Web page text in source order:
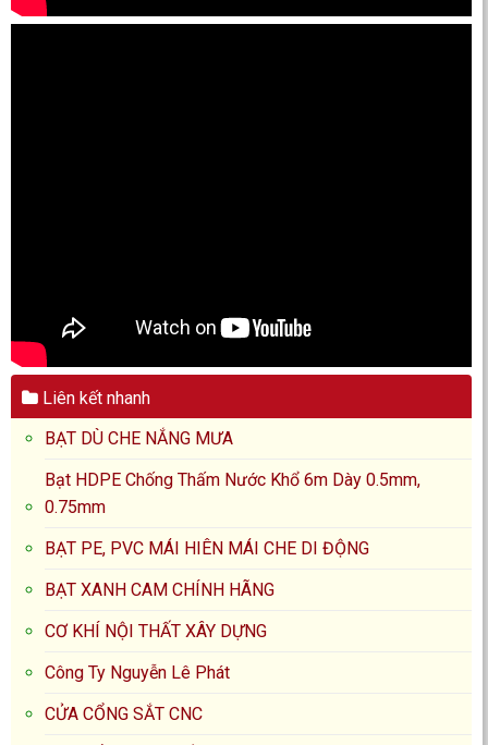
Liên kết nhanh
BẠT DÙ CHE NẮNG MƯA
Bạt HDPE Chống Thấm Nước Khổ 6m Dày 0.5mm,
0.75mm
BẠT PE, PVC MÁI HIÊN MÁI CHE DI ĐỘNG
BẠT XANH CAM CHÍNH HÃNG
CƠ KHÍ NỘI THẤT XÂY DỰNG
Công Ty Nguyễn Lê Phát
CỬA CỔNG SẮT CNC